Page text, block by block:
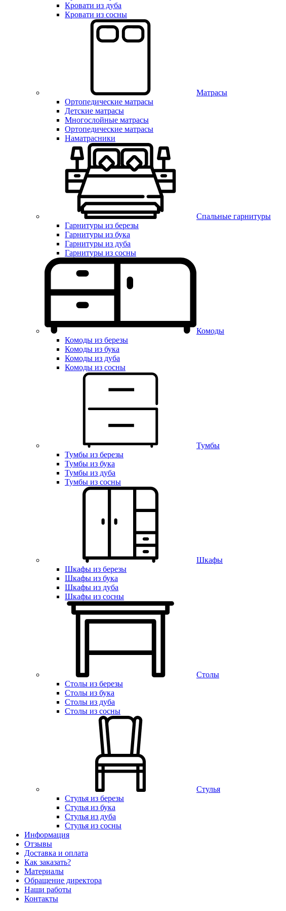
Кровати из дуба
Кровати из сосны
Матрасы
Ортопедические матрасы
Детские матрасы
Многослойные матрасы
Ортопедические матрасы
Наматрасники
Спальные гарнитуры
Гарнитуры из березы
Гарнитуры из бука
Гарнитуры из дуба
Гарнитуры из сосны
Комоды
Комоды из березы
Комоды из бука
Комоды из дуба
Комоды из сосны
Тумбы
Тумбы из березы
Тумбы из бука
Тумбы из дуба
Тумбы из сосны
Шкафы
Шкафы из березы
Шкафы из бука
Шкафы из дуба
Шкафы из сосны
Столы
Столы из березы
Столы из бука
Столы из дуба
Столы из сосны
Стулья
Стулья из березы
Стулья из бука
Стулья из дуба
Стулья из сосны
Информация
Отзывы
Доставка и оплата
Как заказать?
Материалы
Обращение директора
Наши работы
Контакты